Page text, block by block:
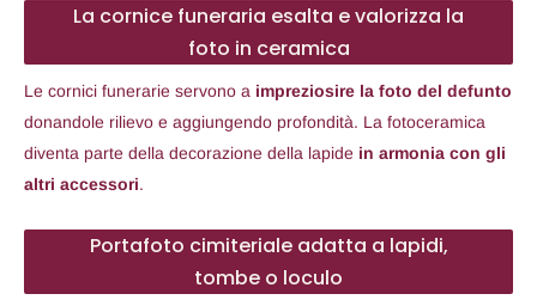
La cornice funeraria esalta e valorizza la
foto in ceramica
Le cornici funerarie servono a impreziosire la foto del defunto
donandole rilievo e aggiungendo profondità. La fotoceramica
diventa parte della decorazione della lapide in armonia con gli
altri accessori.
Portafoto cimiteriale adatta a lapidi,
tombe o loculo